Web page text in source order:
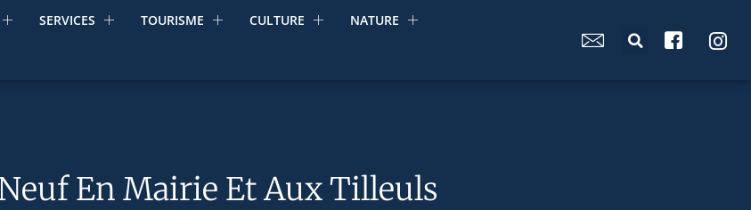
SERVICES TOURISME CULTURE NATURE
En Mairie Et Aux Tilleuls